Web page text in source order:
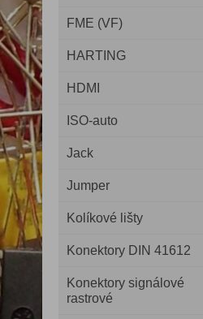
FME (VF)
HARTING
HDMI
ISO-auto
Jack
Jumper
Kolíkové lišty
Konektory DIN 41612
Konektory signálové
rastrové